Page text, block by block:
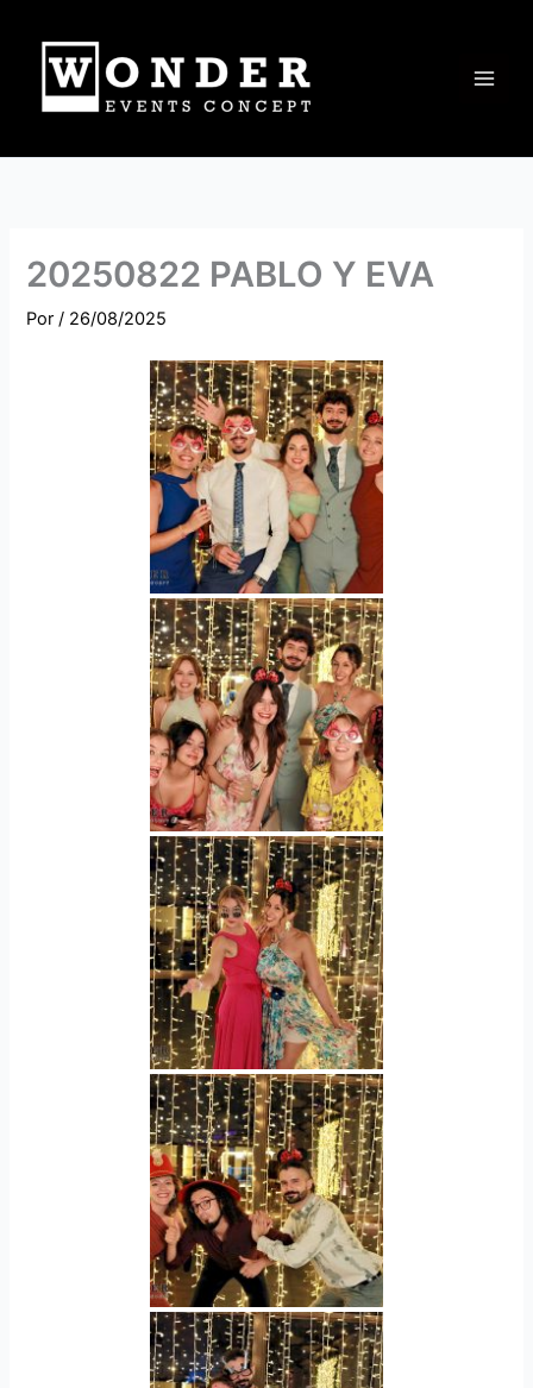
contenido
20250822 PABLO Y EVA
Por/ 26/08/2025